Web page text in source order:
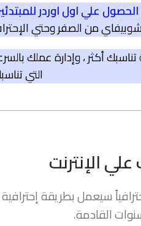
علي اول اوردر
من الصفر وحتي
تناسبك أكثر ، وإدارة عملك
التي
الإنترنت
سيعمل بطريقة إحترافية
القادمة.